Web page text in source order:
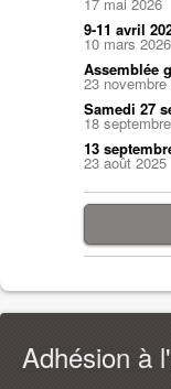
9-11 avril
10 mars 2026
Assemblée
23 novembre
Samedi 27
18
13
23 août 2025
Adhésion à